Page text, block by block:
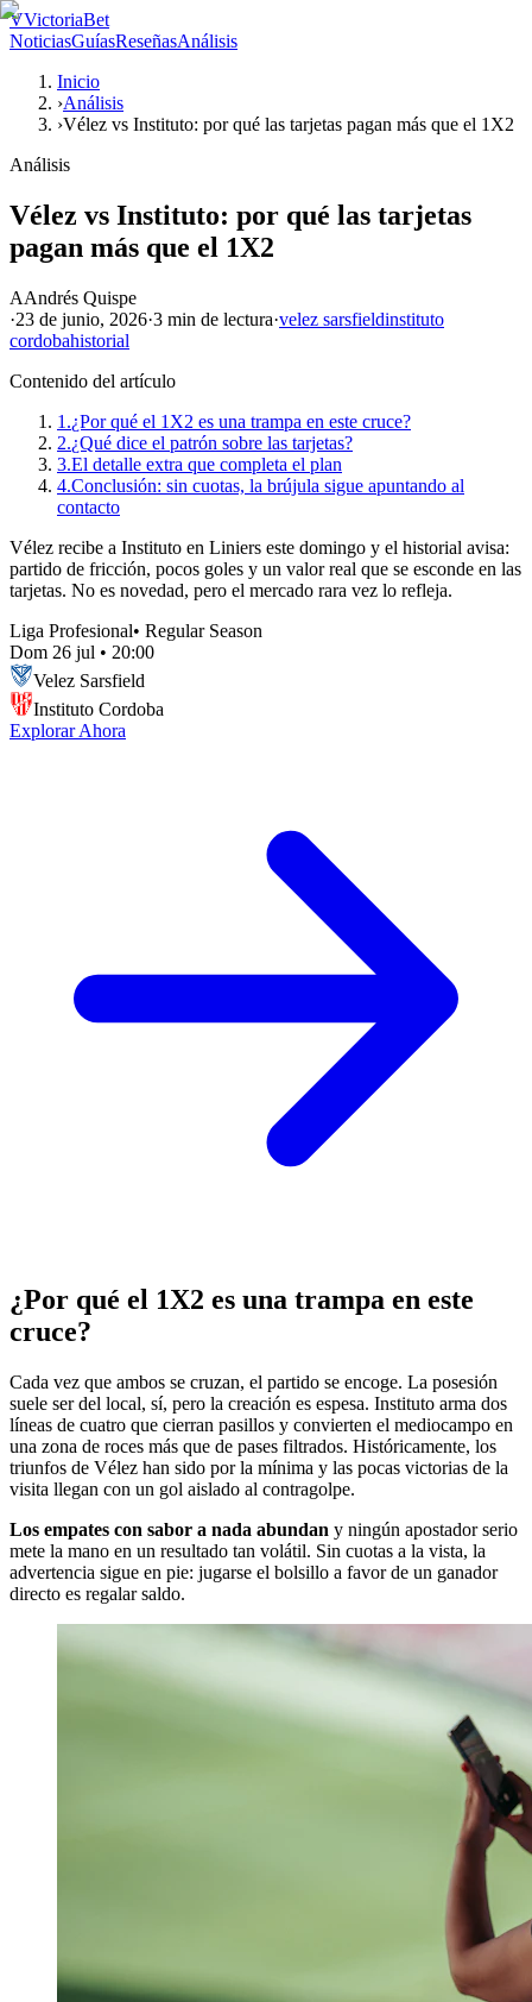
VVictoriaBet
NoticiasGuíasReseñasAnálisis
Inicio
›Análisis
›Vélez vs Instituto: por qué las tarjetas pagan más que el 1X2
Análisis
Vélez vs Instituto: por qué las tarjetas
pagan más que el 1X2
AAndrés Quispe
·23 de junio, 2026·3 min de lectura·velez sarsfieldinstituto
cordobahistorial
Contenido del artículo
1.¿Por qué el 1X2 es una trampa en este cruce?
2.¿Qué dice el patrón sobre las tarjetas?
3.El detalle extra que completa el plan
4.Conclusión: sin cuotas, la brújula sigue apuntando al
contacto
Vélez recibe a Instituto en Liniers este domingo y el historial avisa:
partido de fricción, pocos goles y un valor real que se esconde en las
tarjetas. No es novedad, pero el mercado rara vez lo refleja.
Liga Profesional• Regular Season
Dom 26 jul • 20:00
Velez Sarsfield
Instituto Cordoba
Explorar Ahora
¿Por qué el 1X2 es una trampa en este
cruce?
Cada vez que ambos se cruzan, el partido se encoge. La posesión
suele ser del local, sí, pero la creación es espesa. Instituto arma dos
líneas de cuatro que cierran pasillos y convierten el mediocampo en
una zona de roces más que de pases filtrados. Históricamente, los
triunfos de Vélez han sido por la mínima y las pocas victorias de la
visita llegan con un gol aislado al contragolpe.
Los empates con sabor a nada abundan y ningún apostador serio
mete la mano en un resultado tan volátil. Sin cuotas a la vista, la
advertencia sigue en pie: jugarse el bolsillo a favor de un ganador
directo es regalar saldo.